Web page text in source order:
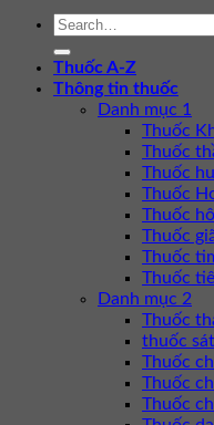
Thuốc A-Z
Thông tin thuốc
Danh mục 1
Thuốc
Thuốc
Thuốc
Thuốc
Thuốc
Thuốc
Thuốc
Thuốc
Danh mục 2
Thuốc
thuốc
Thuốc
Thuốc
Thuốc